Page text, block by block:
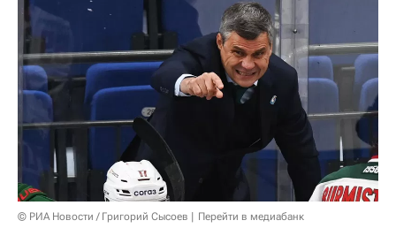
© РИА Новости / Григорий Сысоев Перейти в медиабанк